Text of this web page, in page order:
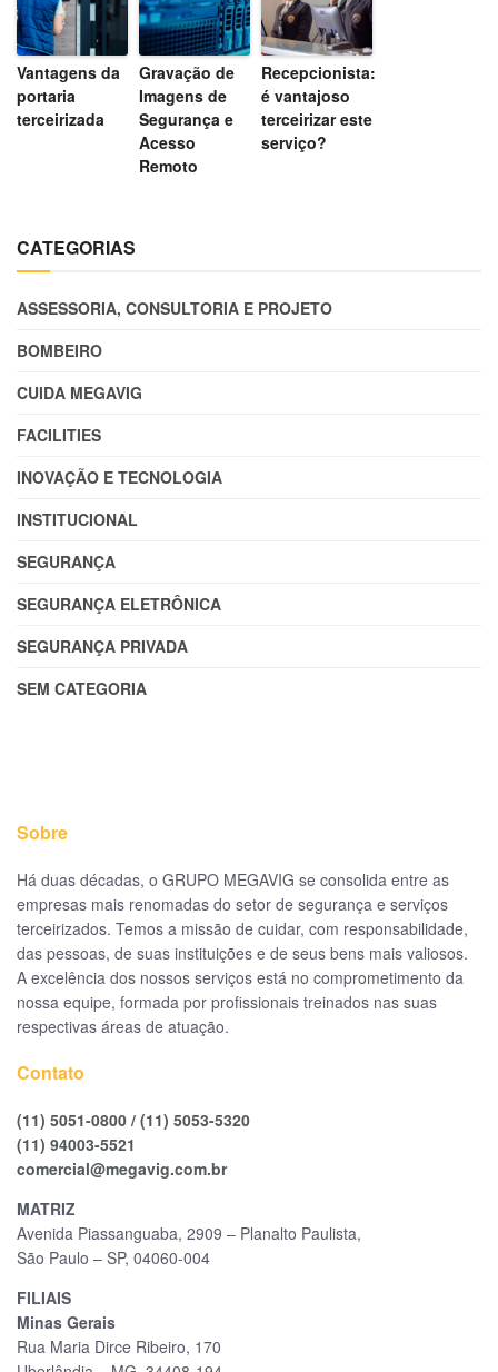
Vantagens da
portaria
terceirizada
Gravação de
Imagens de
Segurança e
Acesso
Remoto
Recepcionista:
é vantajoso
terceirizar este
serviço?
CATEGORIAS
ASSESSORIA, CONSULTORIA E PROJETO
BOMBEIRO
CUIDA MEGAVIG
FACILITIES
INOVAÇÃO E TECNOLOGIA
INSTITUCIONAL
SEGURANÇA
SEGURANÇA ELETRÔNICA
SEGURANÇA PRIVADA
SEM CATEGORIA
Sobre
Há duas décadas, o GRUPO MEGAVIG se consolida entre as
empresas mais renomadas do setor de segurança e serviços
terceirizados. Temos a missão de cuidar, com responsabilidade,
das pessoas, de suas instituições e de seus bens mais valiosos.
A excelência dos nossos serviços está no comprometimento da
nossa equipe, formada por profissionais treinados nas suas
respectivas áreas de atuação.
Contato
(11) 5051-0800 / (11) 5053-5320
(11) 94003-5521
comercial@megavig.com.br
MATRIZ
Avenida Piassanguaba, 2909 – Planalto Paulista,
São Paulo – SP, 04060-004
FILIAIS
Minas Gerais
Rua Maria Dirce Ribeiro, 170